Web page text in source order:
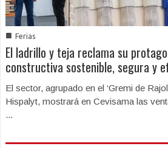
■ Ferias
El ladrillo y teja reclama su
constructiva sostenible, segura y
El sector, agrupado en el ‘Gremi de
Hispalyt, mostrará en Cevisama las
...